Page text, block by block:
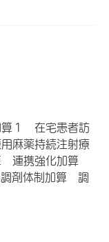
算１ 在宅患者訪
麻薬持続注射療
連携強化加算
剤体制加算 調